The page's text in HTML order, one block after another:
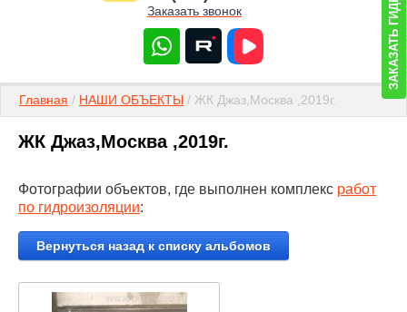
Заказать звонок
Главная / НАШИ ОБЪЕКТЫ / ЖК Джаз,Москва ,2019г.
ЖК Джаз,Москва ,2019г.
Фотографии объектов, где выполнен комплекс работ
по гидроизоляции:
Вернуться назад к списку альбомов